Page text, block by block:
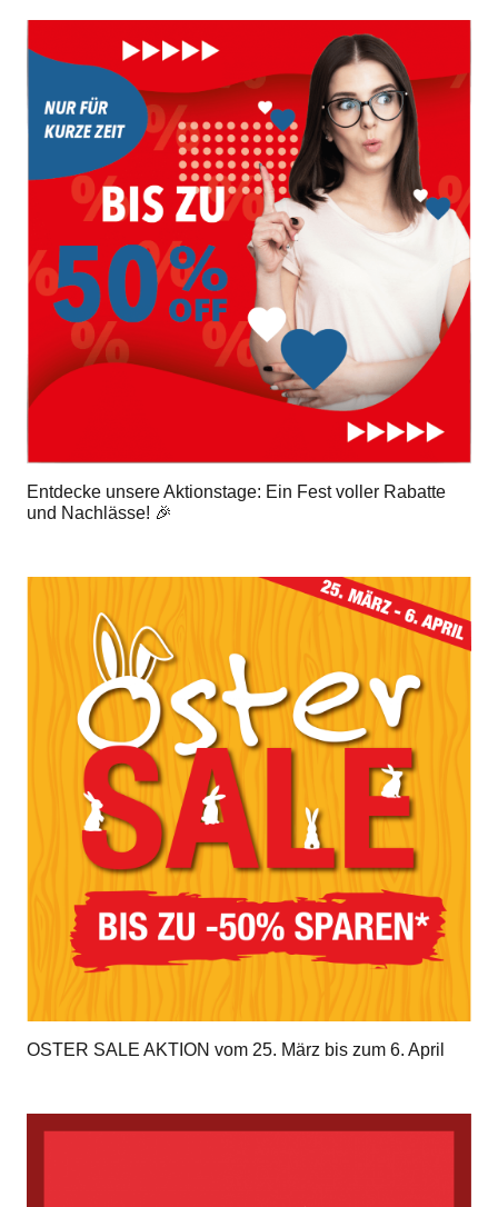
Entdecke unsere Aktionstage: Ein Fest voller Rabatte
und Nachlässe! 🎉
OSTER SALE AKTION vom 25. März bis zum 6. April